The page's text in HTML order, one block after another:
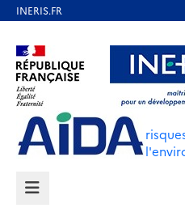
contenu
principal
Aller au contenu
Aller au pied de page
MENU